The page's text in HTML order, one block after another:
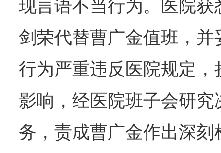
现言语不当行为。医院
剑荣代替曹广金值班，
行为严重违反医院规定
影响，经医院班子会研
务，责成曹广金作出深